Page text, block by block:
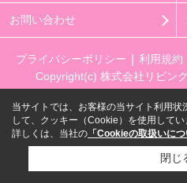
お問い合わせ
プライバシーポリシー 利用規約
Copyright(c) 株式会社リビン
当サイトでは、お客様の当サイト利用状
して、クッキー（Cookie）を使用してい
詳しくは、当社の 「Cookieの取扱いにつ
閉じ